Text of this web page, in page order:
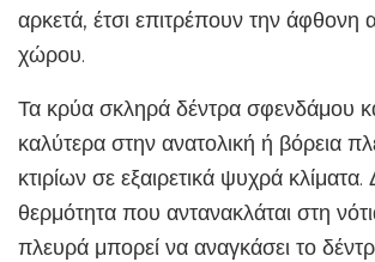
αρκετά, έτσι επιτρέπουν την άφθονη
χώρου.
Τα κρύα σκληρά δέντρα σφενδάμου
καλύτερα στην ανατολική ή βόρεια
κτιρίων σε εξαιρετικά ψυχρά κλίματα.
θερμότητα που αντανακλάται στη
πλευρά μπορεί να αναγκάσει το